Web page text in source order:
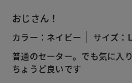
おじさん！
カラー：ネイビー
サイズ：L
普通のセーター。でも気に入
ちょうど良いです